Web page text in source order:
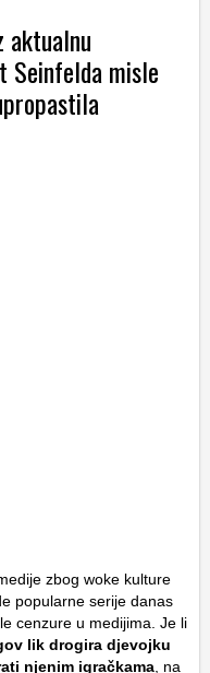
aktualnu
Seinfelda misle
zbog woke kulture
popularne serije danas
cenzure u medijima. Je li
lik drogira djevojku
njenim igračkama , na